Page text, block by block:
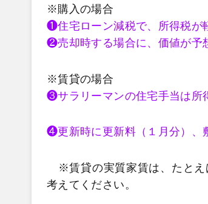
※購入の場合
❶住宅ローン減税で、所得税が
❷売却時する場合に、価値が予
※賃貸の場合
❸サラリーマンの住宅手当は所
❹更新時に更新料（１月分）、
※賃貸の実質家賃は、たとえ
考えてください。